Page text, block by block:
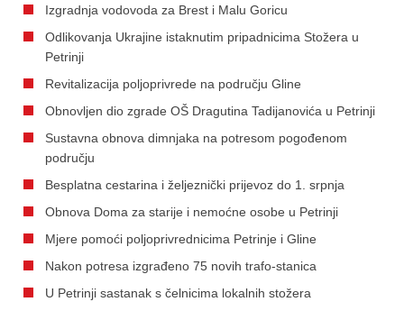
Izgradnja vodovoda za Brest i Malu Goricu
Odlikovanja Ukrajine istaknutim pripadnicima Stožera u
Petrinji
Revitalizacija poljoprivrede na području Gline
Obnovljen dio zgrade OŠ Dragutina Tadijanovića u Petrinji
Sustavna obnova dimnjaka na potresom pogođenom
području
Besplatna cestarina i željeznički prijevoz do 1. srpnja
Obnova Doma za starije i nemoćne osobe u Petrinji
Mjere pomoći poljoprivrednicima Petrinje i Gline
Nakon potresa izgrađeno 75 novih trafo-stanica
U Petrinji sastanak s čelnicima lokalnih stožera